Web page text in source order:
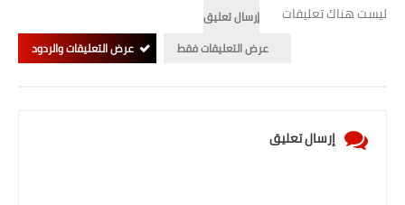
صحة وطب
فن ومشاهير
ليست هناك تعليقات
إرسال تعليق
عرض التعليقات فقط
عرض التعليقات والردود
إرسال تعليق